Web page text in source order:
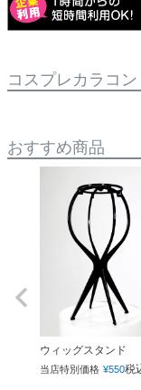
コスプレカラコン
おすすめ商品
ウィッグスタンド
当店特別価格 ¥550税